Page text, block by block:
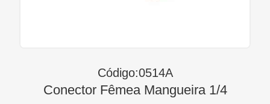
Código:0514A
Conector Fêmea Mangueira 1/4